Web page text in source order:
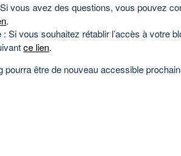
vous avez des questions, vous pouvez
.
: Si vous souhaitez rétablir l’accès à votre
ce lien.
pourra être de nouveau accessible